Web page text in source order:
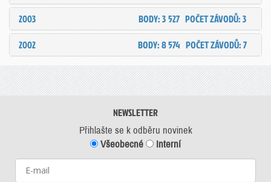
2003
POČET ZÁVODŮ: 3
BODY: 3 527
2002
POČET ZÁVODŮ: 7
BODY: 8 574
NEWSLETTER
Přihlašte se k odběru novinek
Všeobecné
Interní